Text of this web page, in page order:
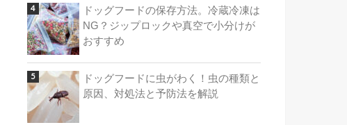
ドッグフードの保存方法。冷蔵冷凍は
NG？ジップロックや真空で小分けが
おすすめ
ドッグフードに虫がわく！虫の種類と
原因、対処法と予防法を解説